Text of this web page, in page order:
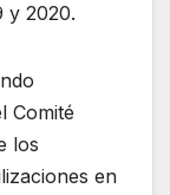
y 2020.
Comité
los
en